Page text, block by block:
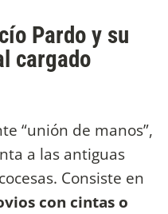
Pardo y su
cargado
“unión de manos”,
a las antiguas
Consiste en
con cintas o